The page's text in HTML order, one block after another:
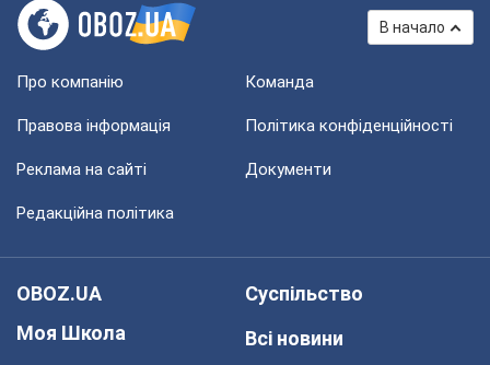
В начало
Про компанію Команда
Правова інформація Політика конфіденційності
Реклама на сайті Документи
Редакційна політика
OBOZ.UA
Моя Школа
Суспільство
Всі новини